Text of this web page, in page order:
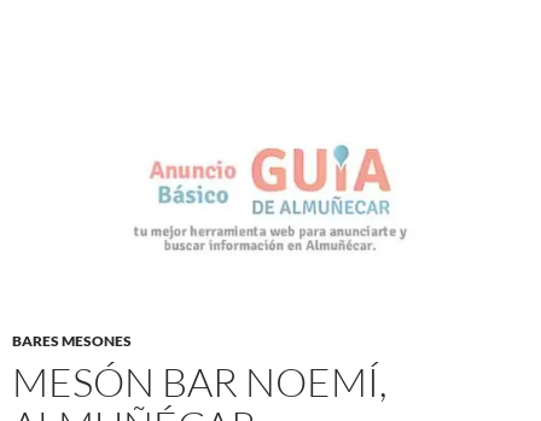
BARES MESONES
MESÓN BAR NOEMÍ,